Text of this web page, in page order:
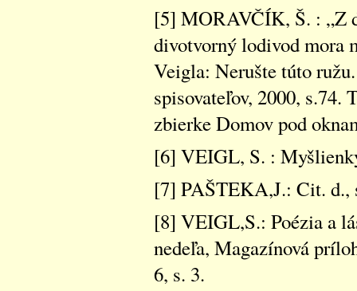
[5] MORAVČÍK, Š. : „Z
divotvorný lodivod mora
Veigla: Nerušte túto
spisovateľov, 2000, s.74.
zbierke Domov pod
[6] VEIGL, S. :
[7] PAŠTEKA,J.: Cit. d.,
[8] VEIGL,S.: Poézia a
nedeľa, Magazínová
6, s. 3.